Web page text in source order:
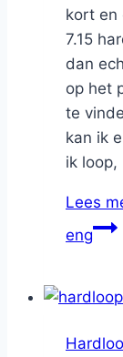
kort en
7.15
dan
op het
te
kan ik
ik loop,
Lees
eng